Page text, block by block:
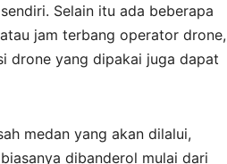
Selain itu ada beberapa
jam terbang operator drone,
drone yang dipakai juga dapat
medan yang akan dilalui,
dibanderol mulai dari